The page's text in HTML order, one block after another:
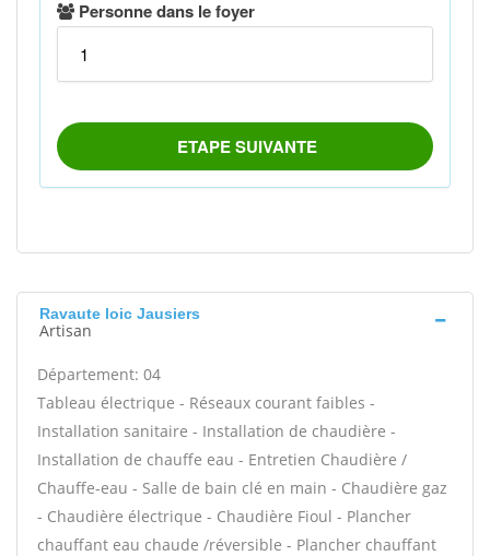
Ravaute loic Jausiers
Artisan
Département: 04
Tableau électrique - Réseaux courant faibles -
Installation sanitaire - Installation de chaudière -
Installation de chauffe eau - Entretien Chaudière /
Chauffe-eau - Salle de bain clé en main - Chaudière gaz
- Chaudière électrique - Chaudière Fioul - Plancher
chauffant eau chaude /réversible - Plancher chauffant